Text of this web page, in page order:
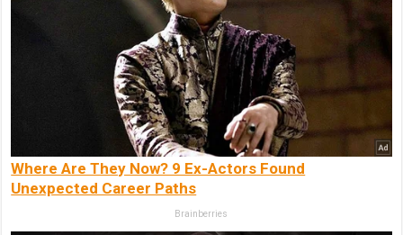
Where Are They Now? 9 Ex-Actors Found
Unexpected Career Paths
Brainberries